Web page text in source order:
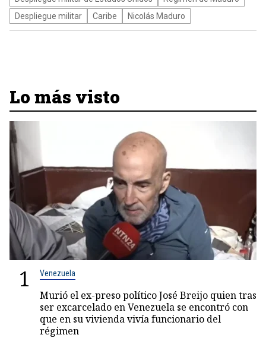
Despliegue militar
Caribe Nicolás Maduro
Lo más visto
1 Venezuela
Murió el ex-preso político José Breijo quien tras
ser excarcelado en Venezuela se encontró con
que en su vivienda vivía funcionario del
régimen